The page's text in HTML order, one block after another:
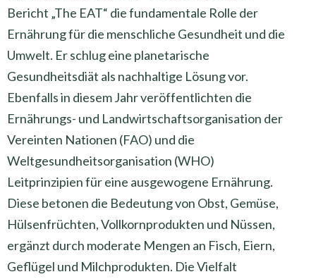
Bericht „The EAT“ die fundamentale Rolle der
Ernährung für die menschliche Gesundheit und die
Umwelt. Er schlug eine planetarische
Gesundheitsdiät als nachhaltige Lösung vor.
Ebenfalls in diesem Jahr veröffentlichten die
Ernährungs- und Landwirtschaftsorganisation der
Vereinten Nationen (FAO) und die
Weltgesundheitsorganisation (WHO)
Leitprinzipien für eine ausgewogene Ernährung.
Diese betonen die Bedeutung von Obst, Gemüse,
Hülsenfrüchten, Vollkornprodukten und Nüssen,
ergänzt durch moderate Mengen an Fisch, Eiern,
Geflügel und Milchprodukten. Die Vielfalt